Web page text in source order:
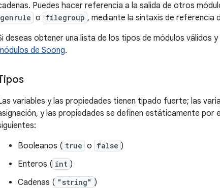
Puedes hacer referencia a la salida de otros
genrule o filegroup , mediante la sintaxis de referencia
deseas obtener una lista de los tipos de módulos válidos
de Soong.
variables y las propiedades tienen tipado fuerte; las
y las propiedades se definen estáticamente
Booleanos ( true o false )
Enteros ( int )
Cadenas ( "string" )